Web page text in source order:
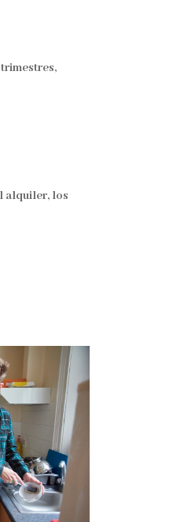
alquiler, los